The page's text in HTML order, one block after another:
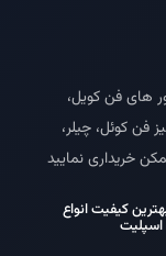
های فن کویل،
فن کوئل، چیلر،
خریداری نمایید
کیفیت انواع
اسپلیت